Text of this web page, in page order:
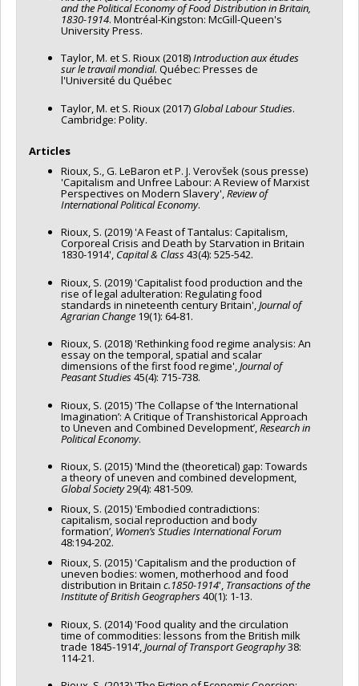
and the Political Economy of Food Distribution in Britain,
1830-1914. Montréal-Kingston: McGill-Queen's
University Press.
Taylor, M. et S. Rioux (2018)Introduction aux études
sur le travail mondial. Québec: Presses de
l'Université du Québec
Taylor, M. et S. Rioux (2017) Global Labour Studies.
Cambridge: Polity.
Articles
Rioux, S., G. LeBaron et P. J. Verovšek (sous presse)
'Capitalism and Unfree Labour: A Review of Marxist
Perspectives on Modern Slavery',Review of
International Political Economy.
Rioux, S. (2019) 'A Feast of Tantalus: Capitalism,
Corporeal Crisis and Death by Starvation in Britain
1830-1914', Capital & Class43(4): 525-542.
Rioux, S. (2019) 'Capitalist food production and the
rise of legal adulteration: Regulating food
standards in nineteenth century Britain',Journal of
Agrarian Change 19(1): 64-81.
Rioux, S. (2018) 'Rethinking food regime analysis: An
essay on the temporal, spatial and scalar
dimensions of the first food regime',Journal of
Peasant Studies45(4): 715-738.
Rioux, S. (2015) 'The Collapse of ‘the International
Imagination’: A Critique of Transhistorical Approach
to Uneven and Combined Development’,Research in
Political Economy.
Rioux, S. (2015) 'Mind the (theoretical) gap: Towards
a theory of uneven and combined development,
Global Society29(4): 481-509.
Rioux, S. (2015) 'Embodied contradictions:
capitalism, social reproduction and body
formation’, Women’s Studies International Forum
48:194-202.
Rioux, S. (2015) 'Capitalism and the production of
uneven bodies: women, motherhood and food
distribution in Britain c.1850-1914', Transactions of the
Institute of British Geographers40(1): 1-13.
Rioux, S. (2014) 'Food quality and the circulation
time of commodities: lessons from the British milk
trade 1845-1914’,Journal of TransportGeography38:
114-21.